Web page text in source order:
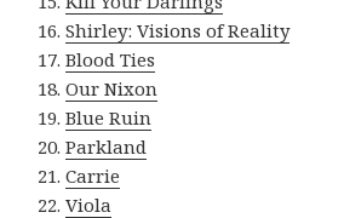
Shirley: Visions of Reality
Blood Ties
Our Nixon
Blue Ruin
Parkland
Carrie
Viola